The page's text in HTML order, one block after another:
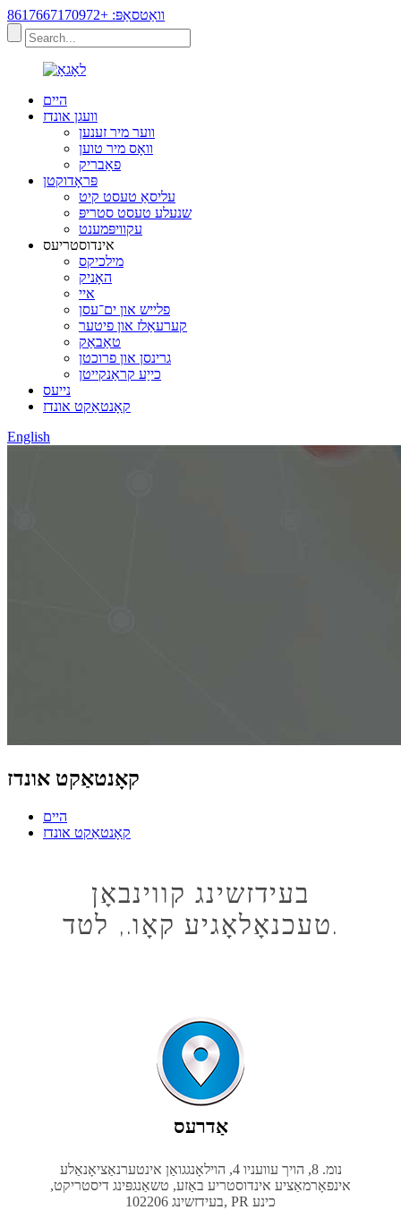
וואַטסאַפּ: +8617667170972
היים
וועגן אונדז
ווער מיר זענען
וואָס מיר טוען
פאַבריק
פּראָדוקטן
עליסאַ טעסט קיט
שנעלע טעסט סטריפּ
עקוויפּמענט
אינדוסטריעס
מילכיקס
האָניק
איי
פלייש און ים־עסן
קערעאַלז און פיטער
טאַבאַק
גרינסן און פרוכטן
כייַע קראַנקייטן
נייעס
קאָנטאַקט אונדז
English
קאָנטאַקט אונדז
היים
קאָנטאַקט אונדז
בעידזשינג קווינבאָן
טעכנאָלאָגיע קאָו., לטד.
אַדרעס
נומ. 8, הויך עוועניו 4, הוילאָנגגואַן אינטערנאַציאָנאַלע
אינפאָרמאַציע אינדוסטריע באַזע, טשאַנגפּינג דיסטריקט,
בעידזשינג 102206, PR כינע